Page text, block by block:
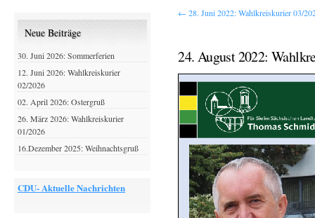
← 28. Juni 2022: Wahlkreiskurier 03/
24. August 2022:
Neue Beiträge
30. Juni 2026: Sommerferien
12. Juni 2026: Wahlkreiskurier
02/2026
02. April 2026: Ostergruß
26. März 2026: Wahlkreiskurier
01/2026
16.Dezember 2025: Weihnachtsgruß
CDU- Aktuelle Nachrichten